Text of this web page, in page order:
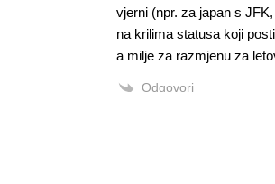
vjerni (npr. za japan s
na krilima statusa koji
a milje za razmjenu za
Odgovori